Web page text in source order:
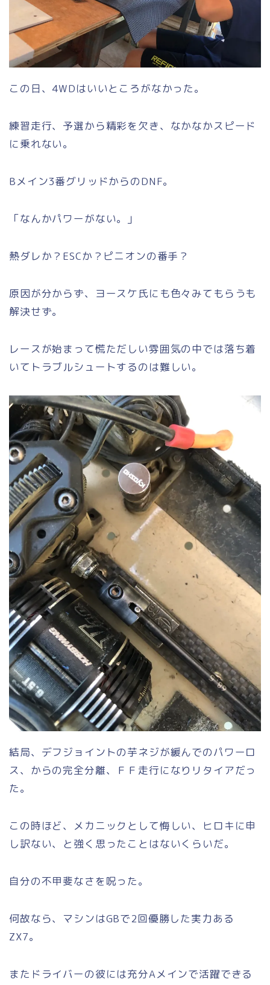
この日、4WDはいいところがなかった。
練習走行、予選から精彩を欠き、なかなかスピード
に乗れない。
Bメイン3番グリッドからのDNF。
「なんかパワーがない。」
熱ダレか？ESCか？ピニオンの番手？
原因が分からず、ヨースケ氏にも色々みてもらうも
解決せず。
レースが始まって慌ただしい雰囲気の中では落ち着
いてトラブルシュートするのは難しい。
結局、デフジョイントの芋ネジが緩んでのパワーロ
ス、からの完全分離、ＦＦ走行になりリタイアだっ
た。
この時ほど、メカニックとして悔しい、ヒロキに申
し訳ない、と強く思ったことはないくらいだ。
自分の不甲斐なさを呪った。
何故なら、マシンはGBで2回優勝した実力ある
ZX7。
またドライバーの彼には充分Aメインで活躍できる